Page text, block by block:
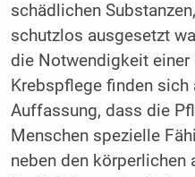
schädlichen
schutzlos ausgesetzt
die Notwendigkeit
Krebspflege finden
Auffassung, dass die
Menschen spezielle
neben den körperlichen